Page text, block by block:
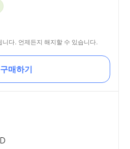
다. 언제든지 해지할 수 있습니다.
구매하기